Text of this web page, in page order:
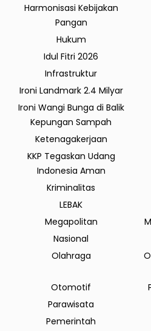
Harmonisasi Kebijakan
Pangan
Hukum
Idul Fitri 2026
Infrastruktur
Ironi Landmark 2.4 Milyar
Ironi Wangi Bunga di Balik
Kepungan Sampah
Ketenagakerjaan
KKP Tegaskan Udang
Indonesia Aman
Kriminalitas
LEBAK
Megapolitan
Nasional
Olahraga
Otomotif
Parawisata
Pemerintah